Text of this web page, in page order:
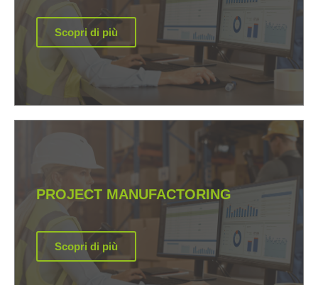
Scopri di più
PROJECT MANUFACTORING
Scopri di più